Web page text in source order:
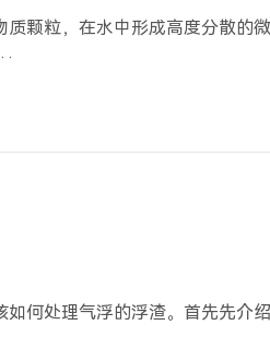
颗粒，在水中形成高度分散的
何处理气浮的浮渣。首先先介